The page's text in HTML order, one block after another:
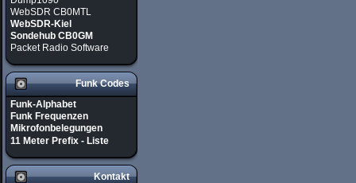
WebSDR CB0MTL
WebSDR-Kiel
Sondehub CB0GM
Packet Radio Software
Funk Codes
Funk-Alphabet
Funk Frequenzen
Mikrofonbelegungen
11 Meter Prefix - Liste
Kontakt